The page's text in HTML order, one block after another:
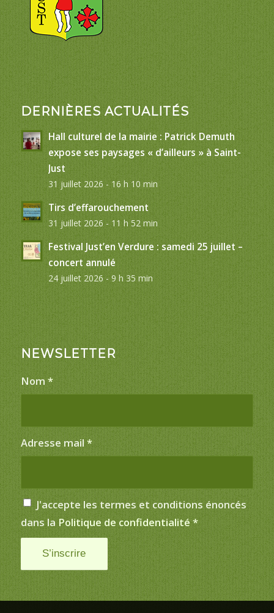
DERNIÈRES ACTUALITÉS
Hall culturel de la mairie : Patrick Demuth
expose ses paysages « d’ailleurs » à Saint-
Just
31 juillet 2026 - 16 h 10 min
Tirs d’effarouchement
31 juillet 2026 - 11 h 52 min
Festival Just’en Verdure : samedi 25 juillet –
concert annulé
24 juillet 2026 - 9 h 35 min
NEWSLETTER
Nom *
Adresse mail *
J'accepte les termes et conditions énoncés
dans la Politique de confidentialité *